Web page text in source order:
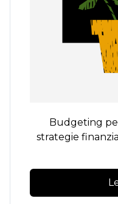
Budgeting
strategie